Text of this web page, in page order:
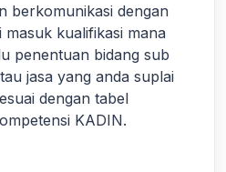
berkomunikasi dengan
masuk kualifikasi mana
penentuan bidang sub
jasa yang anda suplai
dengan tabel
KADIN.